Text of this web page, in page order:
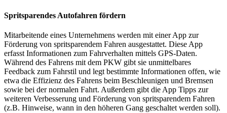
Spritsparendes Autofahren fördern
Mitarbeitende eines Unternehmens werden mit einer App zur
Förderung von spritsparendem Fahren ausgestattet. Diese App
erfasst Informationen zum Fahrverhalten mittels GPS-Daten.
Während des Fahrens mit dem PKW gibt sie unmittelbares
Feedback zum Fahrstil und legt bestimmte Informationen offen, wie
etwa die Effizienz des Fahrens beim Beschleunigen und Bremsen
sowie bei der normalen Fahrt. Außerdem gibt die App Tipps zur
weiteren Verbesserung und Förderung von spritsparendem Fahren
(z.B. Hinweise, wann in den höheren Gang geschaltet werden soll).